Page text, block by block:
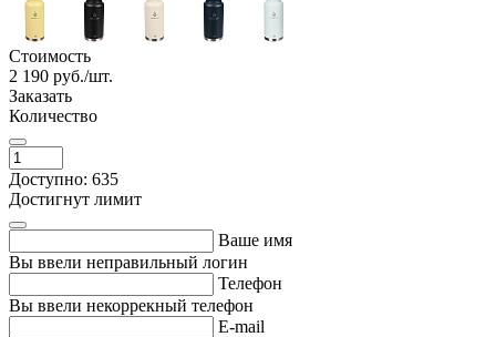
Стоимость
2 190 руб./шт.
Заказать
Количество
Доступно: 635
Достигнут лимит
Ваше имя
Вы ввели неправильный логин
Телефон
Вы ввели некоррекный телефон
E-mail